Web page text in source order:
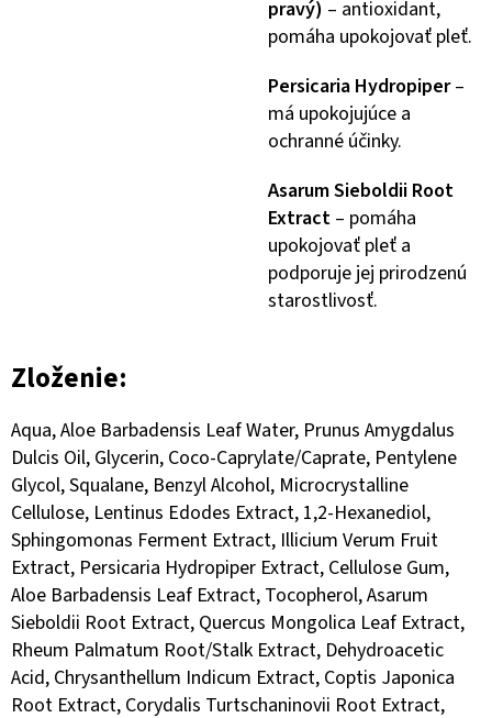
pravý) – antioxidant,
pomáha upokojovať pleť.
Persicaria Hydropiper–
má upokojujúce a
ochranné účinky.
Asarum Sieboldii Root
Extract – pomáha
upokojovať pleť a
podporuje jej prirodzenú
starostlivosť.
Zloženie:
Aqua, Aloe Barbadensis Leaf Water, Prunus Amygdalus
Dulcis Oil, Glycerin, Coco-Caprylate/Caprate, Pentylene
Glycol, Squalane, Benzyl Alcohol, Microcrystalline
Cellulose, Lentinus Edodes Extract, 1,2-Hexanediol,
Sphingomonas Ferment Extract, Illicium Verum Fruit
Extract, Persicaria Hydropiper Extract, Cellulose Gum,
Aloe Barbadensis Leaf Extract, Tocopherol, Asarum
Sieboldii Root Extract, Quercus Mongolica Leaf Extract,
Rheum Palmatum Root/Stalk Extract, Dehydroacetic
Acid, Chrysanthellum Indicum Extract, Coptis Japonica
Root Extract, Corydalis Turtschaninovii Root Extract,